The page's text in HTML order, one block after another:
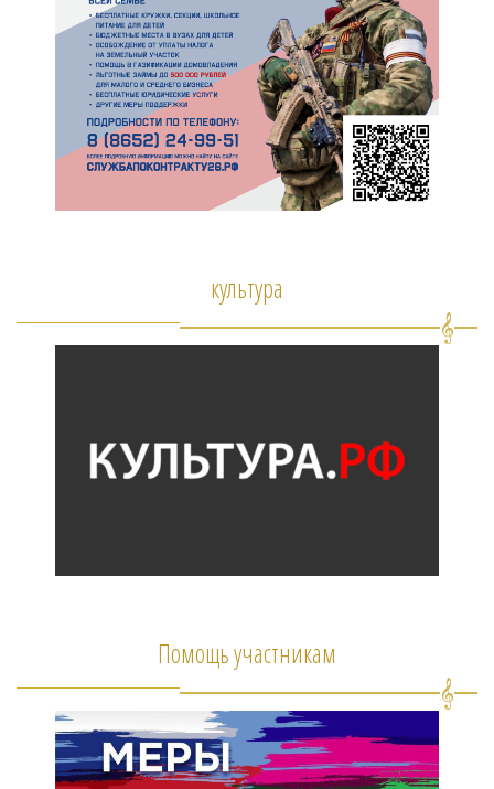
культура
Помощь участникам